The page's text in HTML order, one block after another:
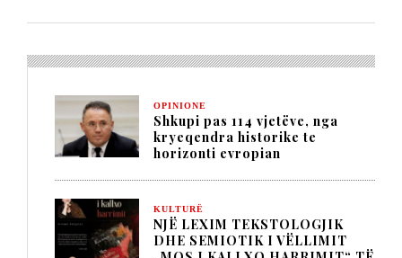
OPINIONE
Shkupi pas 114 vjetëve, nga
kryeqendra historike te
horizonti evropian
KULTURË
NJË LEXIM TEKSTOLOGJIK
DHE SEMIOTIK I VËLLIMIT